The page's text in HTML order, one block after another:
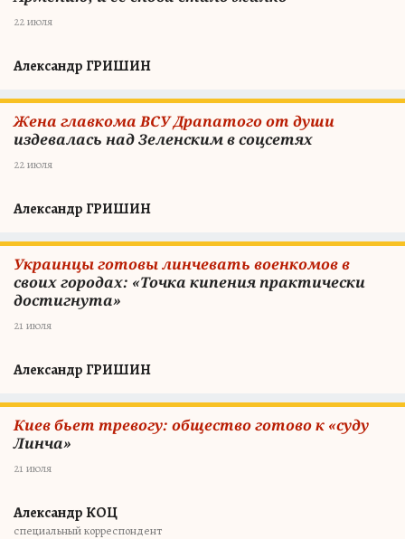
22 июля
Александр ГРИШИН
Жена главкома ВСУ Драпатого от души
издевалась над Зеленским в соцсетях
22 июля
Александр ГРИШИН
Украинцы готовы линчевать военкомов в
своих городах: «Точка кипения практически
достигнута»
21 июля
Александр ГРИШИН
Киев бьет тревогу: общество готово к «суду
Линча»
21 июля
Александр КОЦ
специальный корреспондент